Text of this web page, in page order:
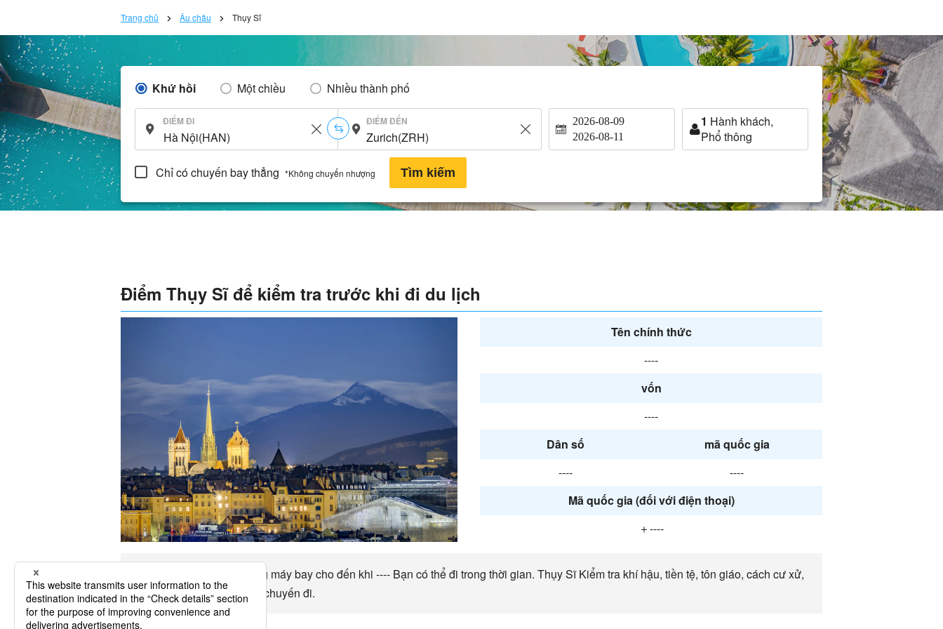
Trang chủ Âu châu Thụy Sĩ
Khứ hồi Một chiều Nhiều thành phố
ĐIỂM ĐI ĐIỂM ĐẾN 2026-08-09
2026-08-11
1 Hành khách,
Phổ thông
Chỉ có chuyến bay thẳng *Không chuyển nhượng Tìm kiếm
Điểm Thụy Sĩ để kiểm tra trước khi đi du lịch
Tên chính thức
----
vốn
----
Dân số
mã quốc gia
----
----
Mã quốc gia (đối với điện thoại)
＋----
Thụy Sĩ Đó là khoảng bằng máy bay cho đến khi ---- Bạn có thể đi trong thời gian. Thụy Sĩ Kiểm tra khí hậu, tiền tệ, tôn giáo, cách cư xử,
vv Thụy Sĩ Hãy tận hưởng chuyến đi.